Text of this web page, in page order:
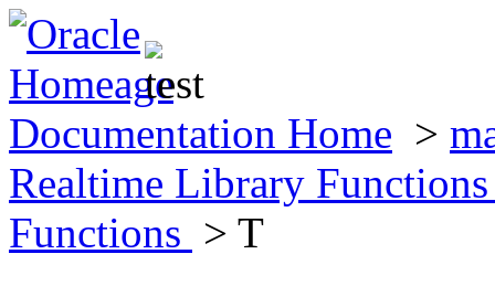
Documentation Home >
Realtime Library
Functions > T